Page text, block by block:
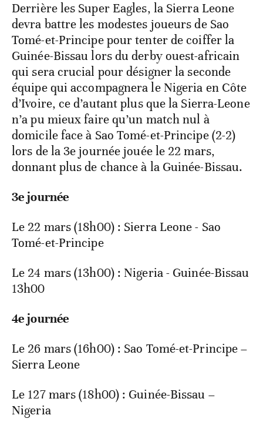
Derrière les Super Eagles, la Sierra Leone
devra battre les modestes joueurs de Sao
Tomé-et-Principe pour tenter de coiffer la
Guinée-Bissau lors du derby ouest-africain
qui sera crucial pour désigner la seconde
équipe qui accompagnera le Nigeria en Côte
d’Ivoire, ce d’autant plus que la Sierra-Leone
n’a pu mieux faire qu’un match nul à
domicile face à Sao Tomé-et-Principe (2-2)
lors de la 3e journée jouée le 22 mars,
donnant plus de chance à la Guinée-Bissau.
3e journée
Le 22 mars (18h00) : Sierra Leone - Sao
Tomé-et-Principe
Le 24 mars (13h00) : Nigeria - Guinée-Bissau
13h00
4e journée
Le 26 mars (16h00) : Sao Tomé-et-Principe –
Sierra Leone
Le 127 mars (18h00) : Guinée-Bissau –
Nigeria